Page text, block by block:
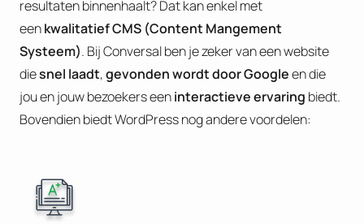
resultaten binnenhaalt? Dat kan enkel met
eenkwalitatief CMS (Content Mangement
Systeem). Bij Conversal ben je zeker van een website
diesnel laadt,gevonden wordt door Googleen die
jou en jouw bezoekers eeninteractieve ervaring biedt.
Bovendien biedt WordPress nog andere voordelen: